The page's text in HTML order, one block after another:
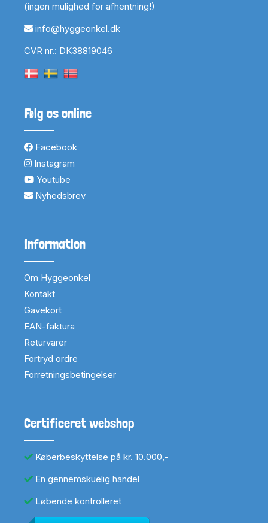
(ingen mulighed for afhentning!)
info@hyggeonkel.dk
CVR nr.: DK38819046
Følg os online
Facebook
Instagram
Youtube
Nyhedsbrev
Information
Om Hyggeonkel
Kontakt
Gavekort
EAN-faktura
Returvarer
Fortryd ordre
Forretningsbetingelser
Certificeret webshop
Køberbeskyttelse på kr. 10.000,-
En gennemskuelig handel
Løbende kontrolleret